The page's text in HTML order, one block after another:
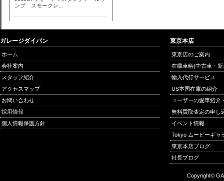
ガレージダイバン
ホーム
会社案内
スタッフ紹介
アクセスマップ
お問い合わせ
採用情報
個人情報保護方針
東京本店
東京店のご案内
在庫車輌(中古車・
輸入代行サービス
US本国在庫の紹介
ユーザーの愛車紹介
無料買取査定の申し
イベント情報
Tokyo ムービーギャ
東京本店ブログ
社長ブログ
Copyright©